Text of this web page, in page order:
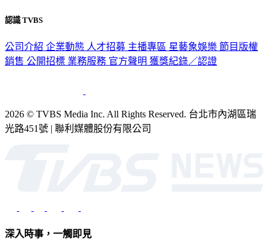
認識 TVBS
公司介紹 企業動態 人才招募 主播專區 星藝象娛樂 節目版權
銷售 公開招標 業務服務 官方聲明 獲獎紀錄／認證
2026 © TVBS Media Inc. All Rights Reserved. 台北市內湖區瑞
光路451號 | 聯利媒體股份有限公司
深入時事，一觸即見